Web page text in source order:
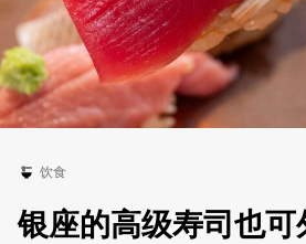
饮食
银座的高级寿司也可